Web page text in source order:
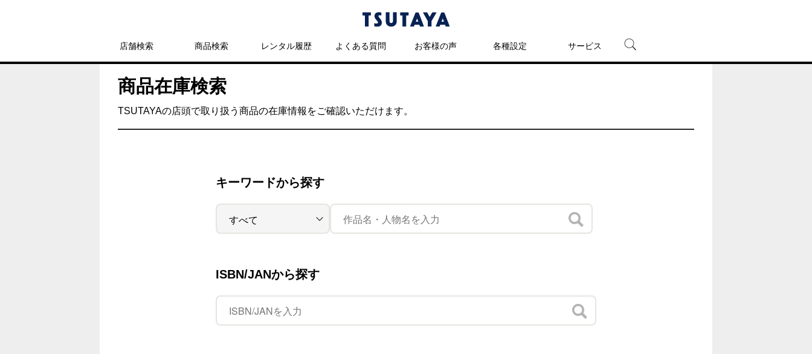
店舗検索 商品検索 レンタル履歴 よくある質問 お客様の声 各種設定 サービス
蔦屋書店
商品在庫検索
TSUTAYAの店頭で取り扱う商品の在庫情報をご確認いただけます。
キーワードから探す
ISBN/JANから探す